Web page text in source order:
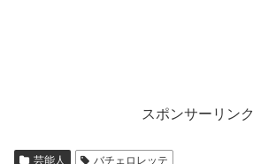
スポンサーリンク
芸能人 バチェロレッテ